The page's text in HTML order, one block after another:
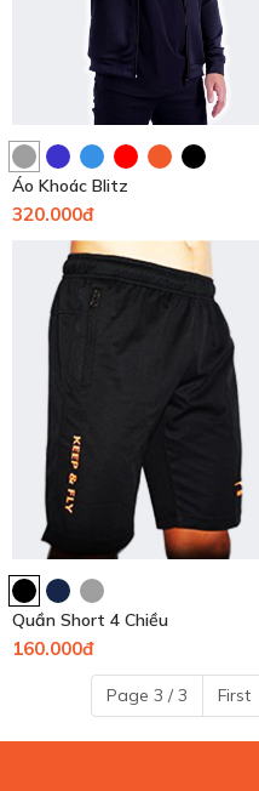
Áo Khoác Blitz
320.000đ
Quần Short 4 Chiều
160.000đ
Page 3 / 3 First